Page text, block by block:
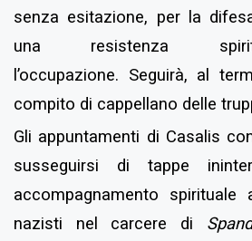
senza esitazione, per la
una resistenza
l’occupazione. Seguirà, al
compito di cappellano delle
Gli appuntamenti di Casalis
susseguirsi di tappe
accompagnamento spirituale
nazisti nel carcere di